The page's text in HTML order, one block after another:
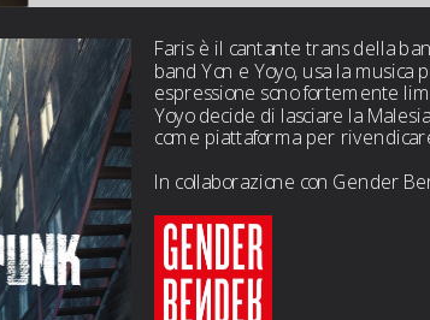
Faris è il cantante trans della
band Yon e Yoyo, usa la
espressione sono fortemente
Yoyo decide di lasciare la
come piattaforma per
In collaborazione con Gender